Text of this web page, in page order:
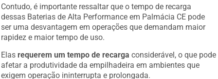
Contudo, é importante ressaltar que o tempo de recarga
dessas Baterias de Alta Performance em Palmácia CE pode
ser uma desvantagem em operações que demandam maior
rapidez e maior tempo de uso.
Elas requerem um tempo de recarga considerável, o que pode
afetar a produtividade da empilhadeira em ambientes que
exigem operação ininterrupta e prolongada.